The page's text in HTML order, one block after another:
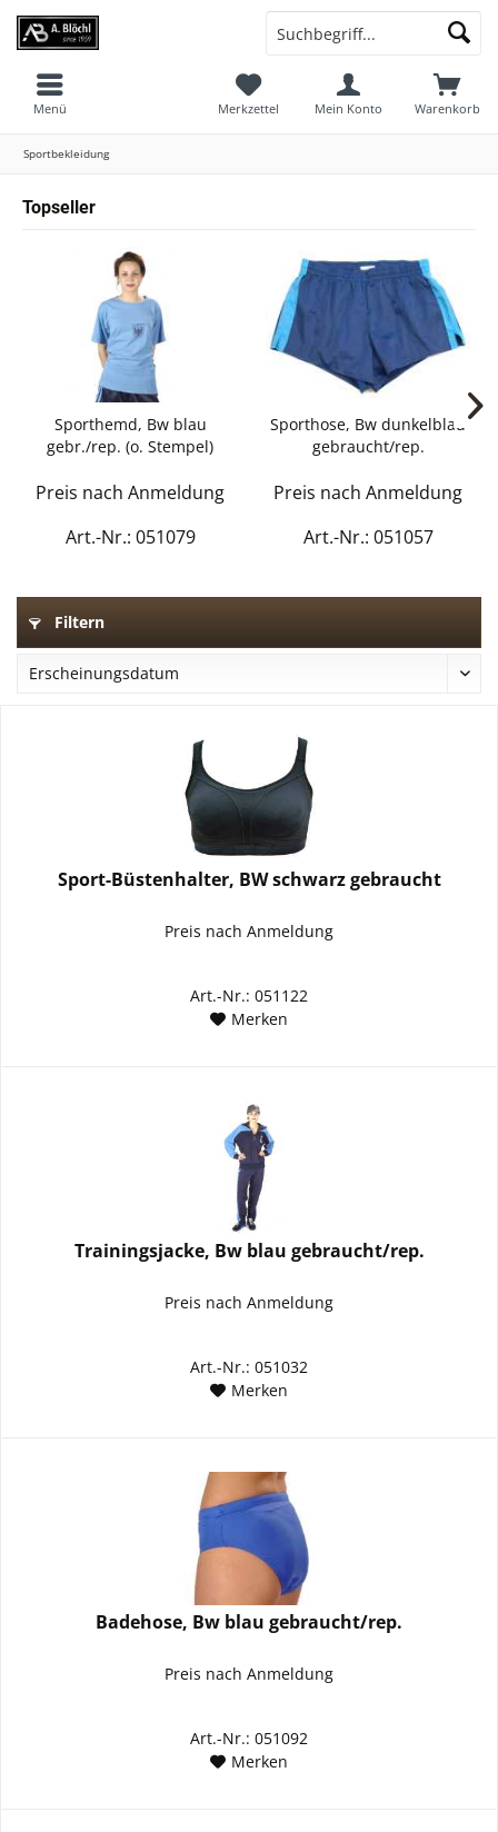
Warenkorb
Merkzettel Mein Konto
Menü
Sportbekleidung
Topseller
Sporthemd, Bw blau
gebr./rep. (o. Stempel)
Preis nach Anmeldung
Art.-Nr.: 051079
Sporthose, Bw dunkelblau
gebraucht/rep.
Preis nach Anmeldung
Art.-Nr.: 051057
Filtern
Sport-Büstenhalter, BW schwarz gebraucht
Preis nach Anmeldung
Art.-Nr.: 051122
Merken
Trainingsjacke, Bw blau gebraucht/rep.
Preis nach Anmeldung
Art.-Nr.: 051032
Merken
Badehose, Bw blau gebraucht/rep.
Preis nach Anmeldung
Art.-Nr.: 051092
Merken